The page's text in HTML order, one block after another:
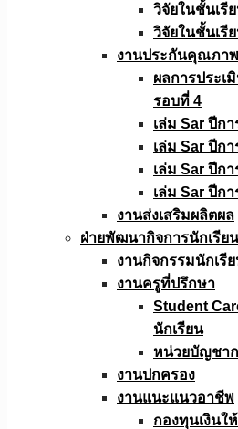
วิจัยในชั้นเรี
วิจัยในชั้นเรี
งานประกันคุณภา
ผลการประ
รอบที่ 4
เล่ม Sar ปีก
เล่ม Sar ปีก
เล่ม Sar ปีก
เล่ม Sar ปีก
งานส่งเสริมผลิตผล
ฝ่ายพัฒนากิจการนักเรีย
งานกิจกรรมนักเรี
งานครูที่ปรึกษา
Student
นักเรียน
หน่วยบัญชา
งานปกครอง
งานแนะแนวอาชีพ
กองทุนเงินใ